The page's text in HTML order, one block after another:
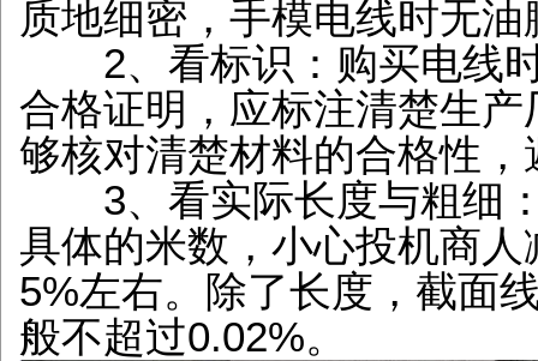
质地细密，手模电线时无油
2、看标识：购买电线时
合格证明，应标注清楚生
够核对清楚材料的合格性
3、看实际长度与粗细：
具体的米数，小心投机商
5%左右。除了长度，截面
般不超过0.02%。